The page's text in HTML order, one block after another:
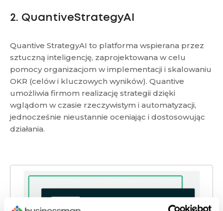
2. QuantiveStrategyAI
Quantive StrategyAI to platforma wspierana przez
sztuczną inteligencję, zaprojektowana w celu
pomocy organizacjom w implementacji i skalowaniu
OKR (celów i kluczowych wyników). Quantive
umożliwia firmom realizację strategii dzięki
wglądom w czasie rzeczywistym i automatyzacji,
jednocześnie nieustannie oceniając i dostosowując
działania.